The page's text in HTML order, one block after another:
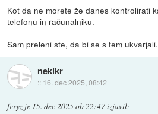
Kot da ne morete že danes kontrolirati
telefonu in računalniku.
Sam preleni ste, da bi se s tem ukvarjali.
nekikr
:: 16. dec 2025, 08:42
feryz je 15. dec 2025 ob 22:47izjavil: